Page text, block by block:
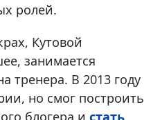
ролей.
Кутовой
занимается
тренера. В 2013 году
но смог построить
блогера и стать